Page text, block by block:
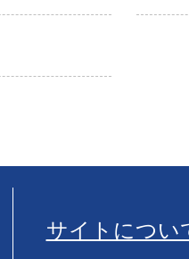
サイトについ